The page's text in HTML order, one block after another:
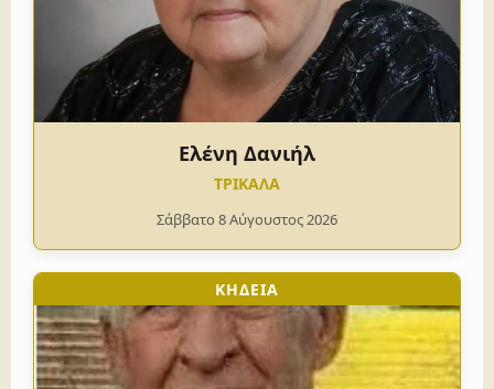
Ελένη Δανιήλ
ΤΡΙΚΑΛΑ
Σάββατο 8 Αύγουστος 2026
ΚΗΔΕΙΑ